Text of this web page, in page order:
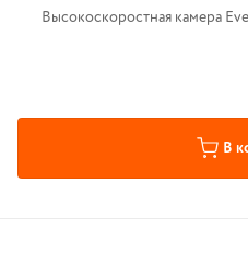
Высокоскоростная камера
В